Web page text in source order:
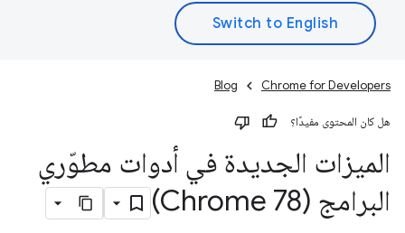
Chrome for Developers
Blog
هل كان المحتوى مفيدًا؟
الميزات الجديدة في أدوات مطوّري
البرامج (Chrome 78)